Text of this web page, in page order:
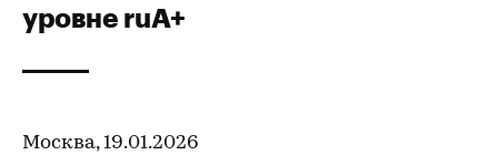
уровне ruA+
Москва, 19.01.2026